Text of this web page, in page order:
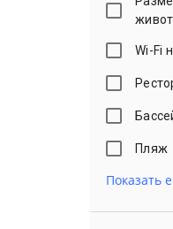
Wi-Fi
Пляж
Показать